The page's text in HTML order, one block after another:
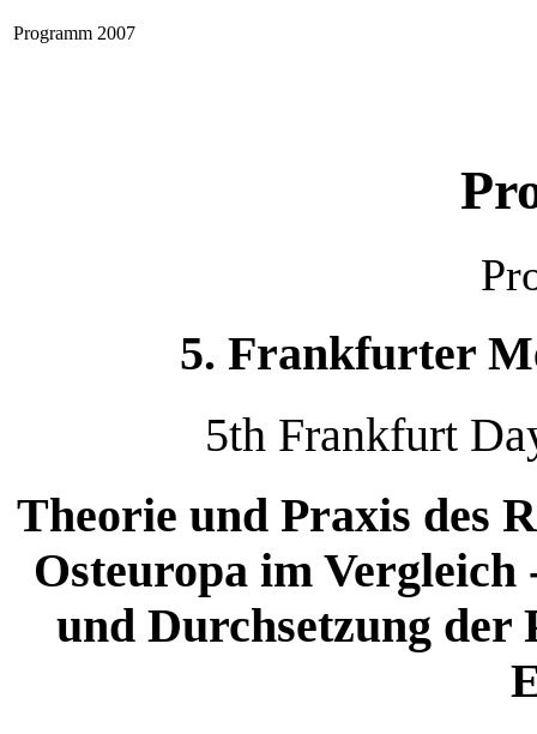
Programm 2007
5. Frankfurter
5th Frankfurt
Theorie und Praxis des
Osteuropa im
und Durchsetzung der